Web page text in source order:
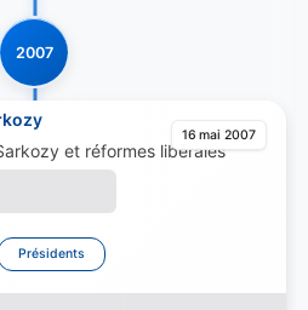
2007
16 mai 2007
et réformes libérales
Présidents